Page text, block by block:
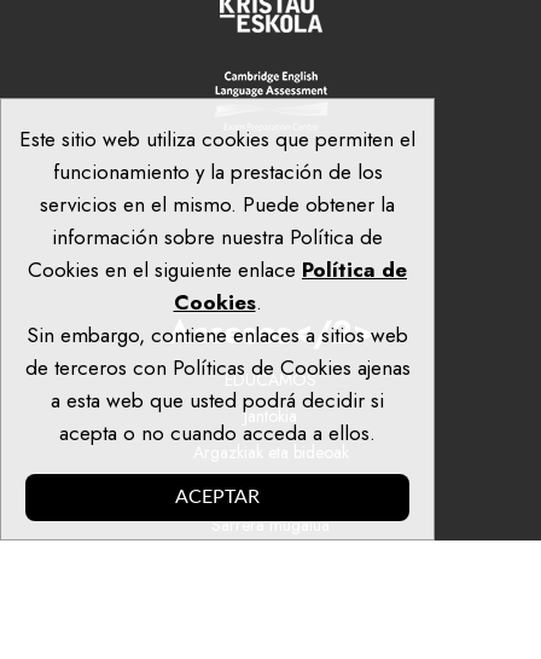
Accesos</2>
EDUCAMOS
Jantokia
Publikazio eta dokumentuak
Sarrera mugatua
Este sitio web utiliza cookies que permiten el
funcionamiento y la prestación de los
servicios en el mismo. Puede obtener la
información sobre nuestra Política de
Cookies en el siguiente enlace Política de
Cookies.
Sin embargo, contiene enlaces a sitios web
de terceros con Políticas de Cookies ajenas
a esta web que usted podrá decidir si
acepta o no cuando acceda a ellos.
ACEPTAR